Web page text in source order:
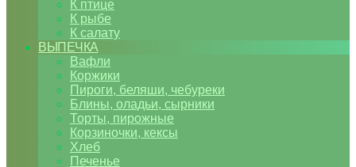
К птице
К рыбе
К салату
ВЫПЕЧКА
Вафли
Коржики
Пироги, беляши, чебуреки
Блины, оладьи, сырники
Торты, пирожные
Корзиночки, кексы
Хлеб
Печенье